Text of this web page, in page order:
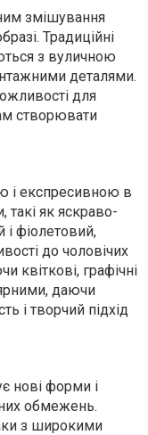
змішування
Традиційні
з вуличною
деталями.
для
створювати
і експресивною в
такі як яскраво-
фіолетовий,
до чоловічих
квіткові, графічні
даючи
і творчий підхід
нові форми і
обмежень.
з широкими